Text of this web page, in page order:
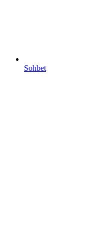
Sohbet